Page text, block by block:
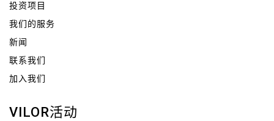
投资项目
我们的服务
新闻
联系我们
加入我们
VILOR活动